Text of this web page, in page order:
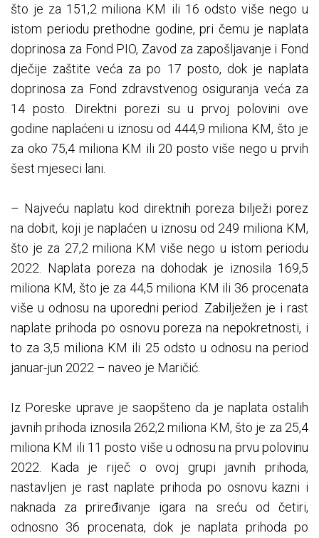
što je za 151,2 miliona KM ili 16 odsto više nego u
istom periodu prethodne godine, pri čemu je naplata
doprinosa za Fond PIO, Zavod za zapošljavanje i Fond
dječije zaštite veća za po 17 posto, dok je naplata
doprinosa za Fond zdravstvenog osiguranja veća za
14 posto. Direktni porezi su u prvoj polovini ove
godine naplaćeni u iznosu od 444,9 miliona KM, što je
za oko 75,4 miliona KM ili 20 posto više nego u prvih
šest mjeseci lani.
– Najveću naplatu kod direktnih poreza bilježi porez
na dobit, koji je naplaćen u iznosu od 249 miliona KM,
što je za 27,2 miliona KM više nego u istom periodu
2022. Naplata poreza na dohodak je iznosila 169,5
miliona KM, što je za 44,5 miliona KM ili 36 procenata
više u odnosu na uporedni period. Zabilježen je i rast
naplate prihoda po osnovu poreza na nepokretnosti, i
to za 3,5 miliona KM ili 25 odsto u odnosu na period
januar-jun 2022 – naveo je Maričić.
Iz Poreske uprave je saopšteno da je naplata ostalih
javnih prihoda iznosila 262,2 miliona KM, što je za 25,4
miliona KM ili 11 posto više u odnosu na prvu polovinu
2022. Kada je riječ o ovoj grupi javnih prihoda,
nastavljen je rast naplate prihoda po osnovu kazni i
naknada za priređivanje igara na sreću od četiri,
odnosno 36 procenata, dok je naplata prihoda po